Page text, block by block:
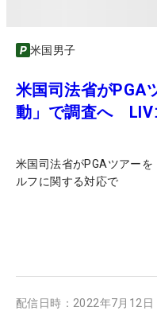
米国男子
米国司法省がPGA
動」で調査へ LIV
米国司法省がPGAツアー
ルフに関する対応で
配信日時： 2022年7月12日